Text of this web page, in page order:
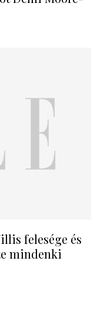
felesége és
mindenki